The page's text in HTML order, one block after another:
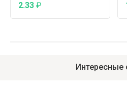
2.33 ₽
Интересные